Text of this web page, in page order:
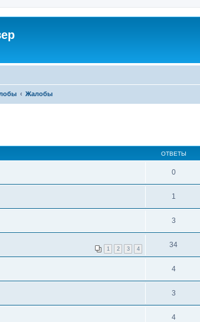
Жалобы
ОТВЕТЫ
0
1
3
1 2 3 4 34
4
3
4